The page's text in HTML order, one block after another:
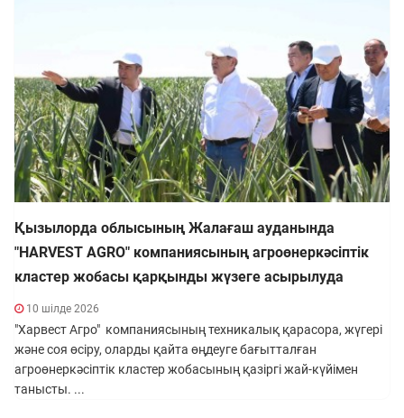
Қызылорда облысының Жалағаш ауданында
"HARVEST AGRO" компаниясының агроөнеркәсіптік
кластер жобасы қарқынды жүзеге асырылуда
10 шілде 2026
"Харвест Агро" компаниясының техникалық қарасора, жүгері
және соя өсіру, оларды қайта өңдеуге бағытталған
агроөнеркәсіптік кластер жобасының қазіргі жай-күйімен
танысты. ...